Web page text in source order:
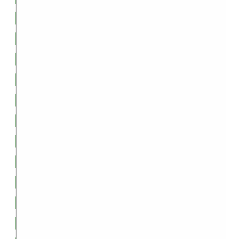
Вилар, Симона
Вилсон, Фрэнсис Пол
Виндов, Дарк
Витич, Райдо
Витковский, Алексей
Владимирский,
Василий
Власов, Григорий
Вознесенская, Юлия
Войнович, Владимир
Волвертон, Дэйв